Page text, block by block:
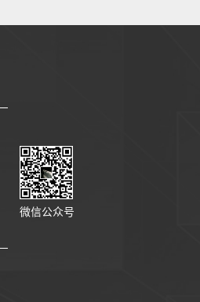
微信公众号